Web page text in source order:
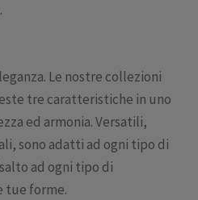
Le nostre collezioni
tre caratteristiche in uno
ed armonia. Versatili,
sono adatti ad ogni tipo di
ad ogni tipo di
tue forme.